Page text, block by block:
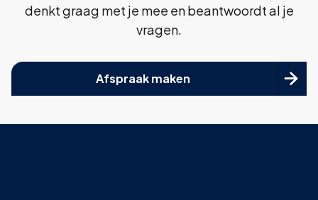
denkt graag met je mee en beantwoordt al je
vragen.
Afspraak maken 